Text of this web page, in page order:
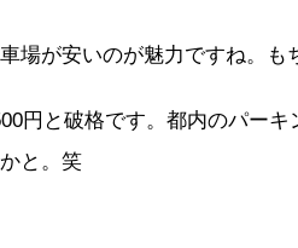
場が安いのが魅力ですね。も
円と破格です。都内のパー
と。笑